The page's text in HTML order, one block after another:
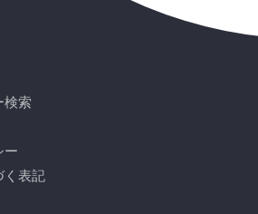
検索
ー
く表記